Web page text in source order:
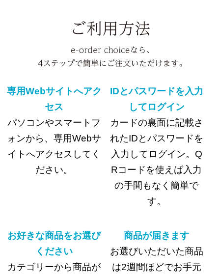
専用Webサイトへアク
セス
パソコンやスマートフ
ォンから、専用Webサ
イトへアクセスしてく
ださい。
IDとパスワードを入力
してログイン
カードの裏面に記載さ
れたIDとパスワードを
入力してログイン。Q
Rコードを使えば入力
の手間もなく簡単で
す。
お好きな商品をお選び
ください
カテゴリーから商品が
商品が届きます
お選びいただいた商品
は2週間ほどでお手元